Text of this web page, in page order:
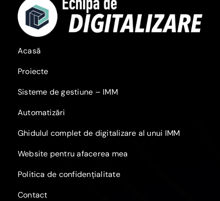
Acasă
Proiecte
Sisteme de gestiune – IMM
Automatizări
Ghidulul complet de digitalizare al unui IMM
Website pentru afacerea mea
Politica de confidențialitate
Contact